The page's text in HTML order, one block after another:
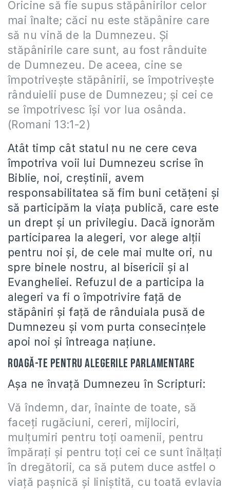
Oricine să fie supus stăpânirilor celor
mai înalte; căci nu este stăpânire care
să nu vină de la Dumnezeu. Şi
stăpânirile care sunt, au fost rânduite
de Dumnezeu. De aceea, cine se
împotriveşte stăpânirii, se împotriveşte
rânduielii puse de Dumnezeu; şi cei ce
se împotrivesc îşi vor lua osânda.
(Romani 13:1-2)
Atât timp cât statul nu ne cere ceva
împotriva voii lui Dumnezeu scrise în
Biblie, noi, creştinii, avem
responsabilitatea să fim buni cetăţeni şi
să participăm la viaţa publică, care este
un drept şi un privilegiu. Dacă ignorăm
participarea la alegeri, vor alege alţii
pentru noi şi, de cele mai multe ori, nu
spre binele nostru, al bisericii şi al
Evangheliei. Refuzul de a participa la
alegeri va fi o împotrivire faţă de
stăpâniri şi faţă de rânduiala pusă de
Dumnezeu şi vom purta consecinţele
apoi noi şi întreaga naţiune.
Roagă-te pentru alegerile parlamentare
Aşa ne învaţă Dumnezeu în Scripturi:
Vă îndemn, dar, înainte de toate, să
faceţi rugăciuni, cereri, mijlociri,
mulţumiri pentru toţi oamenii, pentru
împăraţi şi pentru toţi cei ce sunt înălţaţi
în dregătorii, ca să putem duce astfel o
viaţă paşnică şi liniştită, cu toată evlavia